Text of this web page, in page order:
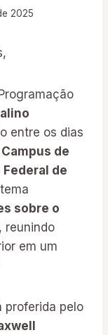
2025
entre os dias
Campus de
de
sobre o
, reunindo
em um
proferida pelo